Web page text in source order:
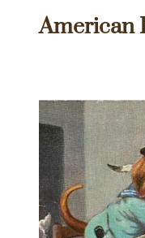
American